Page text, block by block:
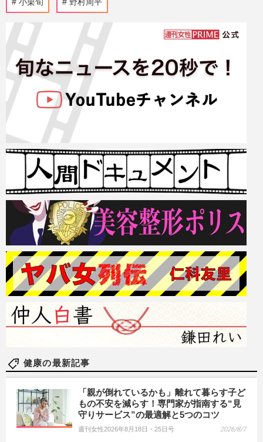
健康の最新記事
「親が倒れているかも」離れて暮らす子ど
もの不安を減らす！専門家が指南する“見
守りサービス”の最適解と5つのコツ
週刊女性2026年8月18日・25日号 2026/8/7